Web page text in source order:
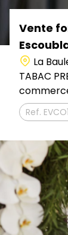
Vente
La
TABAC